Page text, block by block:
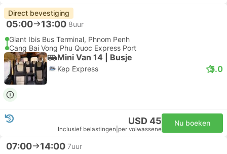
Direct bevestiging
05:00 13:00 8uur
Giant Ibis Bus Terminal, Phnom Penh
Cang Bai Vong Phu Quoc Express Port
Mini Van 14 | Busje
Kep Express 5.0
USD 45
Inclusief belastingen per volwassene
Nu boeken
07:00 14:00 7uur